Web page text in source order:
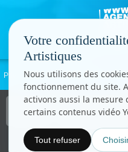
Privacy policy Report Abuse
Votre
Artistiques
Nous utilisons des
fonctionnement du site.
activons aussi la mesure
certains contenus vidéo
Tout refuser